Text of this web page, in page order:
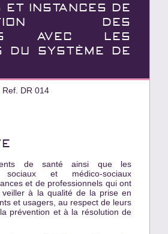
ET INSTANCES DE
DES
AVEC LES
DU SYSTÈME DE
Ref. DR 014
de santé ainsi que les
sociaux et médico-sociaux
et de professionnels qui ont
veiller à la qualité de la prise en
et usagers, au respect de leurs
prévention et à la résolution de